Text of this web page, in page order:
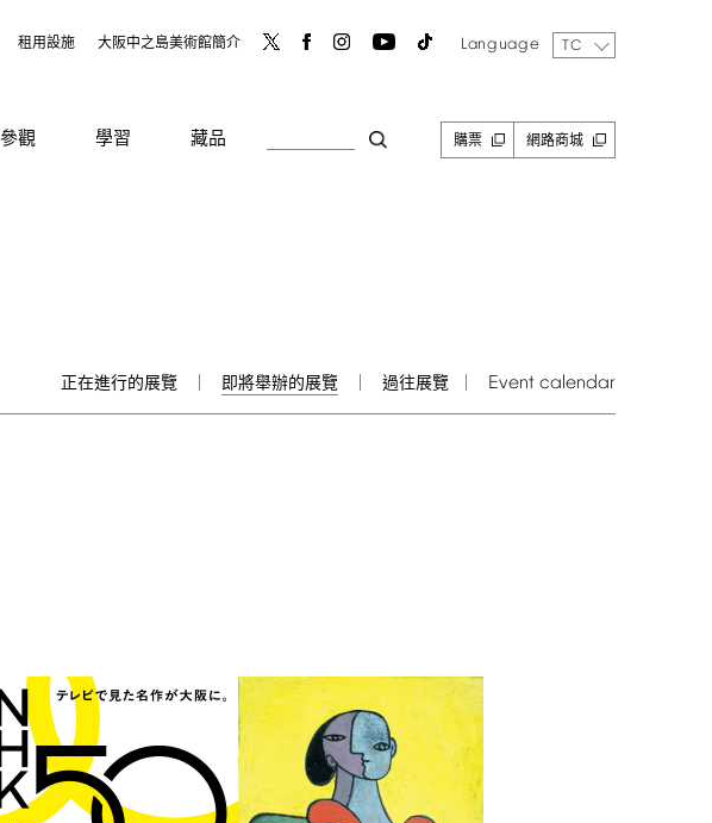
租用設施 大阪中之島美術館簡介 Language TC
參觀 學習 藏品 購票 網路商城
正在進行的展覽 即將舉辦的展覽 過往展覽 Event calendar